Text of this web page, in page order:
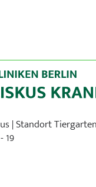
| Standort Tiergarten
19